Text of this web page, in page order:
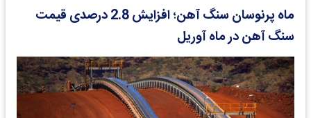
ماه پرنوسان سنگ آهن؛ افزایش 2.8 درصدی قیمت
سنگ آهن در ماه آوریل